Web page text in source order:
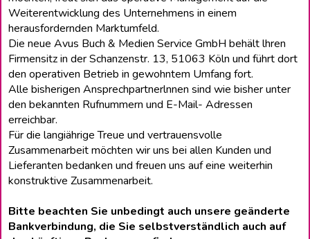
Weiterentwicklung des Unternehmens in einem
herausfordernden Marktumfeld.
Die neue Avus Buch & Medien Service GmbH behält lhren
Firmensitz in der Schanzenstr. 13, 51063 Köln und führt dort
den operativen Betrieb in gewohntem Umfang fort.
Alle bisherigen Ansprechpartnerlnnen sind wie bisher unter
den bekannten Rufnummern und E-Mail- Adressen
erreichbar.
Für die langiährige Treue und vertrauensvolle
Zusammenarbeit möchten wir uns bei allen Kunden und
Lieferanten bedanken und freuen uns auf eine weiterhin
konstruktive Zusammenarbeit.
Bitte beachten Sie unbedingt auch unsere geänderte
Bankverbindung, die Sie selbstverständlich auch auf